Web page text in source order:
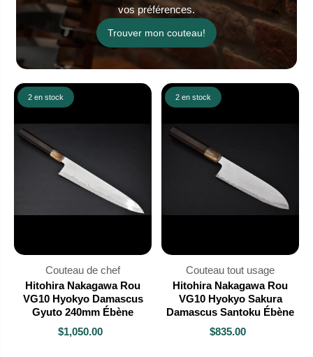
vos préférences.
Trouver mon couteau!
2 en stock
Couteau de chef
Hitohira Nakagawa Rou
VG10 Hyokyo Damascus
Gyuto 240mm Ébène
$1,050.00
2 en stock
Couteau tout usage
Hitohira Nakagawa Rou
VG10 Hyokyo Sakura
Damascus Santoku Ébène
$835.00